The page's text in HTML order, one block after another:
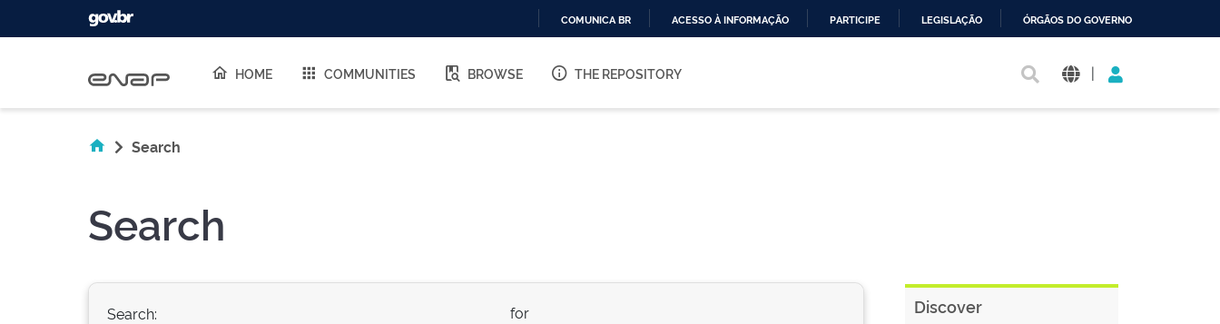
O
COMUNICA BR ACESSO À INFORMAÇÃO PARTICIPE LEGISLAÇÃO ÓRGÃOS DO GOVERNO
HOME COMMUNITIES BROWSE THE REPOSITORY |
Search
Search
Search: for Discover